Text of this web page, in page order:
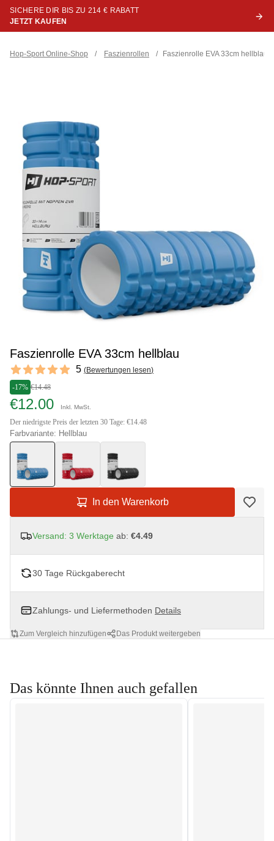
SICHERE DIR BIS ZU 214 € RABATT
JETZT KAUFEN
Hop-Sport Online-Shop / Faszienrollen / Faszienrolle EVA 33cm hellblau
Faszienrolle EVA 33cm hellblau
Reviews
5 out of 5 stars 5 (Bewertungen lesen)
-17% €14.48
€12.00 Inkl. MwSt.
Der niedrigste Preis der letzten 30 Tage: €14.48
Farbvariante: Hellblau
In den Warenkorb
Versand: 3 Werktage ab: €4.49
30 Tage Rückgaberecht
Zahlungs- und Liefermethoden Details
Zum Vergleich hinzufügen Das Produkt weitergeben
Das könnte Ihnen auch gefallen